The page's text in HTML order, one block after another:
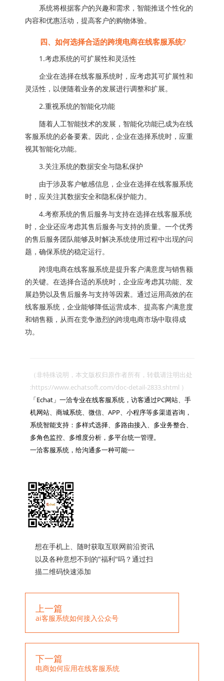
系统将根据客户的兴趣和需求，智能推送个性化的
内容和优惠活动，提高客户的购物体验。
四、如何选择合适的跨境电商在线客服系统?
1.考虑系统的可扩展性和灵活性
企业在选择在线客服系统时，应考虑其可扩展性和
灵活性，以便随着业务的发展进行调整和扩展。
2.重视系统的智能化功能
随着人工智能技术的发展，智能化功能已成为在线
客服系统的必备要素。因此，企业在选择系统时，应重
视其智能化功能。
3.关注系统的数据安全与隐私保护
由于涉及客户敏感信息，企业在选择在线客服系统
时，应关注其数据安全和隐私保护能力。
4.考察系统的售后服务与支持在选择在线客服系统
时，企业还应考虑其售后服务与支持的质量。一个优秀
的售后服务团队能够及时解决系统使用过程中出现的问
题，确保系统的稳定运行。
跨境电商在线客服系统是提升客户满意度与销售额
的关键。在选择合适的系统时，企业应考虑其功能、发
展趋势以及售后服务与支持等因素。通过运用高效的在
线客服系统，企业能够降低运营成本、提高客户满意度
和销售额，从而在竞争激烈的跨境电商市场中取得成
功。
（非特殊说明，本文版权归原作者所有，转载请注明出处
:https://www.echatsoft.com/doc-detail-2833.shtml ）
「Echat」一洽专业在线客服系统，访客通过PC网站、手
机网站、商城系统、微信、APP、小程序等多渠道咨询，
系统智能支持：多样式选择、多路由接入、多业务整合、
多角色监控、多维度分析，多平台统一管理。
一洽客服系统，给沟通多一种可能~~
想在手机上、随时获取互联网前沿资讯
以及各种意想不到的"福利"吗？通过扫
描二维码快速添加
上一篇
ai客服系统如何接入公众号
下一篇
电商如何应用在线客服系统